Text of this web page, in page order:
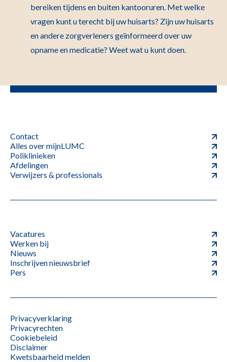
bereiken tijdens en buiten kantooruren. Met welke
vragen kunt u terecht bij uw huisarts? Zijn uw huisarts
en andere zorgverleners geïnformeerd over uw
opname en medicatie? Weet wat u kunt doen.
Contact
Alles over mijnLUMC
Poliklinieken
Afdelingen
Verwijzers & professionals
Vacatures
Werken bij
Nieuws
Inschrijven nieuwsbrief
Pers
Privacyverklaring
Privacyrechten
Cookiebeleid
Disclaimer
Kwetsbaarheid melden